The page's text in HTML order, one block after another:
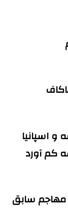
و اسپانیا
کم آورد
به مهاجم سابق